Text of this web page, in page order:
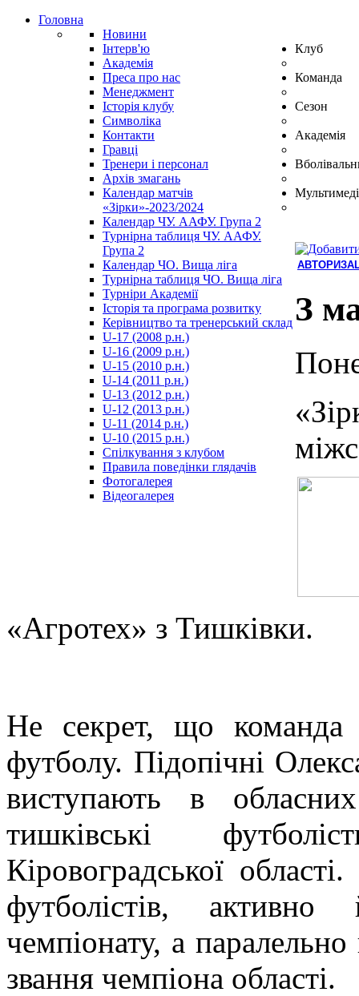
Головна
Новини
Інтерв'ю
Академія
Преса про нас
Клуб
Менеджмент
Історія клубу
Символіка
Контакти
Команда
Гравці
Тренери і персонал
Архів змагань
Сезон
Календар матчів
«Зірки»-2023/2024
Календар ЧУ. ААФУ. Група 2
Турнірна таблиця ЧУ. ААФУ.
Група 2
Календар ЧО. Вища ліга
Турнірна таблиця ЧО. Вища ліга
Академія
Турніри Академії
Історія та програма розвитку
Керівництво та тренерський склад
U-17 (2008 р.н.)
U-16 (2009 р.н.)
U-15 (2010 р.н.)
U-14 (2011 р.н.)
U-13 (2012 р.н.)
U-12 (2013 р.н.)
U-11 (2014 р.н.)
U-10 (2015 р.н.)
Спілкування з клубом
Правила поведінки глядачів
Фотогалерея
Відеогалерея
З
«Агротех» з Тишківки.
Не секрет, що команда
футболу. Підопічні
виступають в
тишківські
Кіровоградської
футболістів,
чемпіонату, а
звання чемпіона області.